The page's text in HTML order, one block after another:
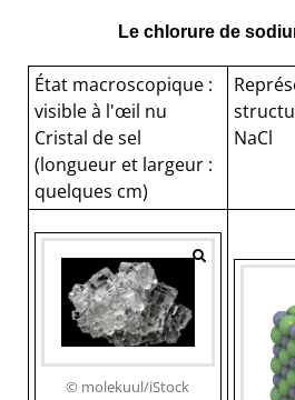
Le chlorure de
État macroscopique :
visible à l'œil nu
Cristal de sel
(longueur et largeur :
quelques cm)
NaCl
© molekuul/iStock